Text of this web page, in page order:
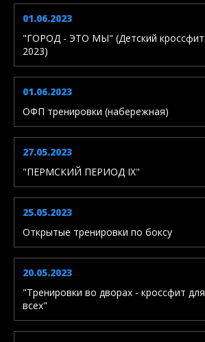
01.06.2023
"ГОРОД - ЭТО МЫ" (Детский кроссфит
2023)
01.06.2023
ОФП тренировки (набережная)
27.05.2023
"ПЕРМСКИЙ ПЕРИОД IX"
25.05.2023
Открытые тренировки по боксу
20.05.2023
"Тренировки во дворах - кроссфит для
всех"